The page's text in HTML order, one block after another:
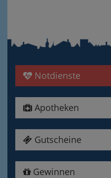
Notdienste
Apotheken
Gutscheine
Gewinnen